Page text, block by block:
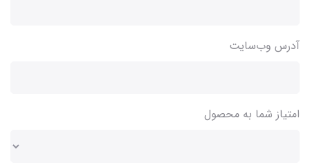
آدرس وب‌سایت
امتیاز شما به محصول